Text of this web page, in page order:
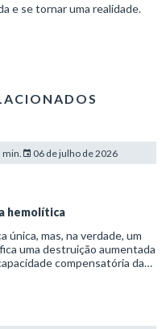
e se tornar uma realidade.
min. 06 de julho de 2026
hemolítica
única, mas, na verdade, um
uma destruição aumentada
compensatória da